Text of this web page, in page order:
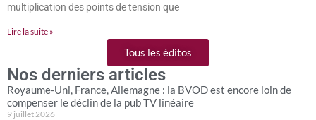
multiplication des points de tension que
Lire la suite »
Tous les éditos
Nos derniers articles
Royaume-Uni, France, Allemagne : la BVOD est encore loin de
compenser le déclin de la pub TV linéaire
9 juillet 2026